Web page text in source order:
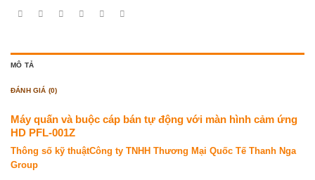
MÔ TẢ
ĐÁNH GIÁ (0)
Máy quấn và buộc cáp bán tự động với màn hình cảm ứng
HD PFL-001Z
Thông số kỹ thuậtCông ty TNHH Thương Mại Quốc Tế Thanh Nga
Group